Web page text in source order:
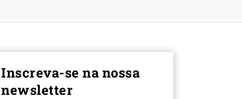
Inscreva-se na nossa
newsletter